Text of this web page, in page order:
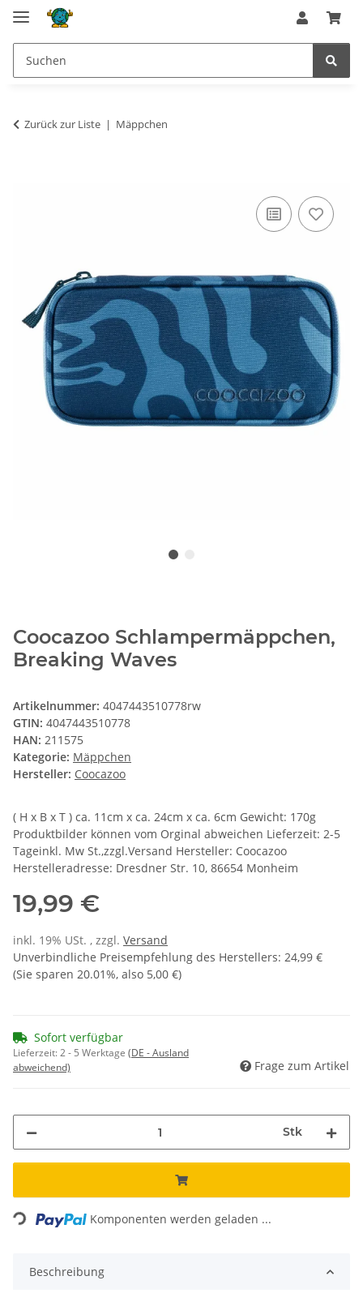
Zurück zur Liste Mäppchen
Coocazoo Schlampermäppchen,
Breaking Waves
Artikelnummer: 4047443510778rw
GTIN: 4047443510778
HAN: 211575
Kategorie: Mäppchen
Hersteller: Coocazoo
( H x B x T ) ca. 11cm x ca. 24cm x ca. 6cm Gewicht: 170g
Produktbilder können vom Orginal abweichen Lieferzeit: 2-5
Tageinkl. Mw St.,zzgl.Versand Hersteller: Coocazoo
Herstelleradresse: Dresdner Str. 10, 86654 Monheim
19,99 €
inkl. 19% USt. , zzgl. Versand
Unverbindliche Preisempfehlung des Herstellers: 24,99 €
(Sie sparen 20.01%, also 5,00 €)
Sofort verfügbar
Lieferzeit:2 - 5 Werktage (DE - Ausland
abweichend)
Frage zum Artikel
Stk
Loading... Komponenten werden geladen ...
Beschreibung